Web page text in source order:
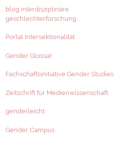
blog interdisziplinäre
geschlechterforschung
Portal Intersektionalität
Gender Glossar
Fachschaftsinitiative Gender Studies
Zeitschrift für Medienwissenschaft
genderleicht
Gender Campus